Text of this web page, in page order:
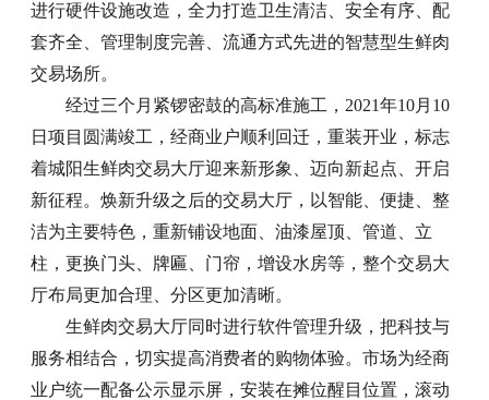
进行硬件设施改造，全力打造卫生清洁、安全有序、配
套齐全、管理制度完善、流通方式先进的智慧型生鲜肉
交易场所。
经过三个月紧锣密鼓的高标准施工，2021年10月10
日项目圆满竣工，经商业户顺利回迁，重装开业，标志
着城阳生鲜肉交易大厅迎来新形象、迈向新起点、开启
新征程。焕新升级之后的交易大厅，以智能、便捷、整
洁为主要特色，重新铺设地面、油漆屋顶、管道、立
柱，更换门头、牌匾、门帘，增设水房等，整个交易大
厅布局更加合理、分区更加清晰。
生鲜肉交易大厅同时进行软件管理升级，把科技与
服务相结合，切实提高消费者的购物体验。市场为经商
业户统一配备公示显示屏，安装在摊位醒目位置，滚动